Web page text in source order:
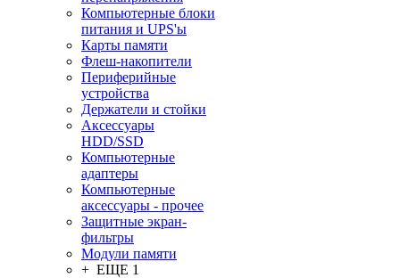
Компьютерные блоки
питания и UPS'ы
Карты памяти
Флеш-накопители
Периферийные
устройства
Держатели и стойки
Аксессуары
HDD/SSD
Компьютерные
адаптеры
Компьютерные
аксессуары - прочее
Защитные экран-
фильтры
Модули памяти
+ ЕЩЕ 1